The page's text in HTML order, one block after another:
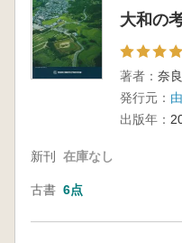
大和の
著者： 奈
発行元：
出版年：
新刊 在庫なし
古書 6点